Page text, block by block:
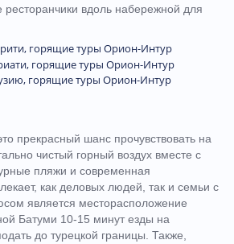
вдоль набережной для
прекрасный шанс прочувствовать на
чистый горный воздух вместе с
пляжи и современная
как деловых людей, так и семьи с
является месторасположение
Батуми 10-15 минут езды на
до турецкой границы. Также,